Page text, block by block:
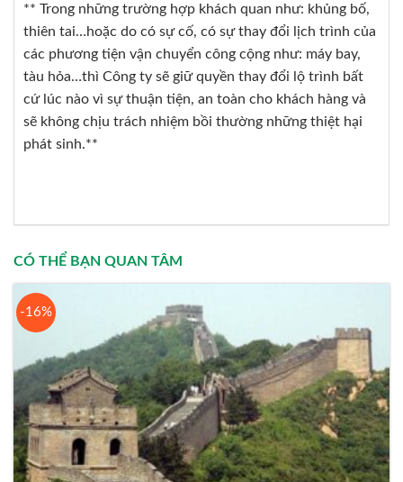
** Trong những trường hợp khách quan như: khủng bố,
thiên tai…hoặc do có sự cố, có sự thay đổi lịch trình của
các phương tiện vận chuyển công cộng như: máy bay,
tàu hỏa…thì Công ty sẽ giữ quyền thay đổi lộ trình bất
cứ lúc nào vì sự thuận tiện, an toàn cho khách hàng và
sẽ không chịu trách nhiệm bồi thường những thiệt hại
phát sinh.**
CÓ THỂ BẠN QUAN TÂM
-16%